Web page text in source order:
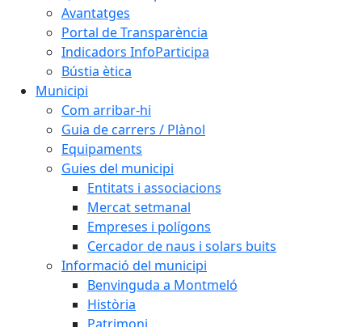
Avantatges
Portal de Transparència
Indicadors InfoParticipa
Bústia ètica
Municipi
Com arribar-hi
Guia de carrers / Plànol
Equipaments
Guies del municipi
Entitats i associacions
Mercat setmanal
Empreses i polígons
Cercador de naus i solars buits
Informació del municipi
Benvinguda a Montmeló
Història